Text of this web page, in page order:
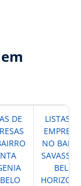
DE
LISTAS
NO
SAVASSI
BELO